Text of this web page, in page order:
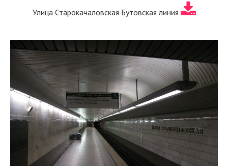
Улица Старокачаловская Бутовская линия